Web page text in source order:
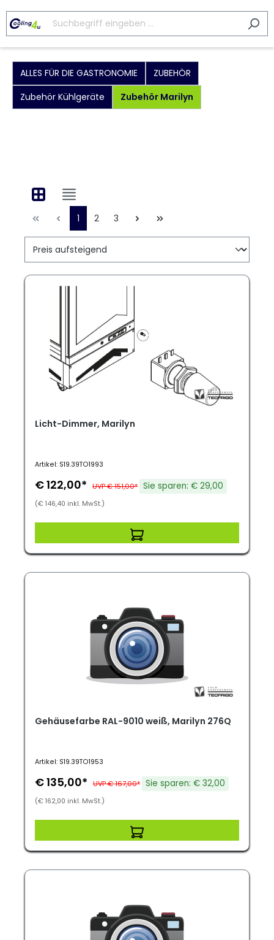
ALLES FÜR DIE GASTRONOMIE
ZUBEHÖR
Zubehör Kühlgeräte
Zubehör Marilyn
1 2 3
Licht-Dimmer, Marilyn
Artikel: S19.39TO1993
€ 122,00* UVP € 151,00* Sie sparen: € 29,00
(€ 146,40 inkl. MwSt.)
Gehäusefarbe RAL-9010 weiß, Marilyn 276Q
Artikel: S19.39TO1953
€ 135,00* UVP € 167,00* Sie sparen: € 32,00
(€ 162,00 inkl. MwSt.)